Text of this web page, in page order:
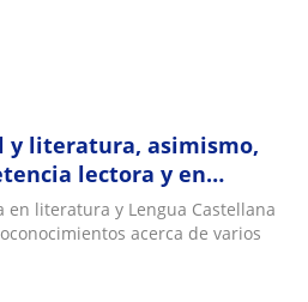
y literatura, asimismo,
lectora y en
en literatura y Lengua Castellana
acerca de varios